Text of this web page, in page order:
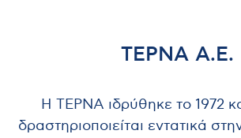
ΤΕΡΝΑ Α.Ε.
Η ΤΕΡΝΑ ιδρύθηκε το 1972
δραστηριοποιείται εντατικά